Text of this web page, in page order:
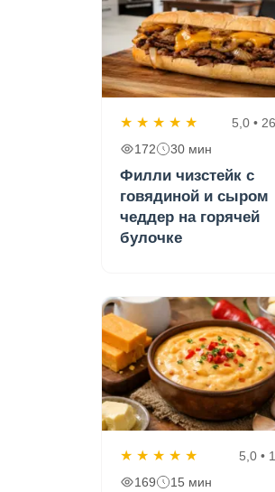
★ ★ ★ ★ ★
5,0 •
172
30 мин
Филли чизстейк с
говядиной и сыром
чеддер на горячей
булочке
★ ★ ★ ★ ★
5,0 •
169
15 мин